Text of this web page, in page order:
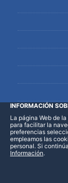
LinkedIn
INFORMACIÓN
La página Web de
para facilitar la
preferencias
empleamos las
personal. Si
Información.